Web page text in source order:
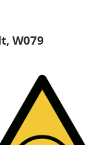
W079